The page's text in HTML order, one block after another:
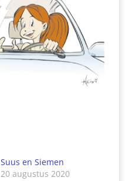
Suus en Siemen
20 augustus 2020